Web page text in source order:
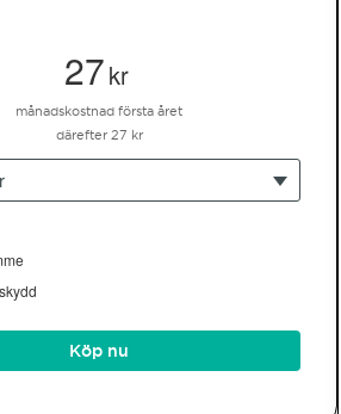
27kr
månadskostnad första året
därefter 27 kr
Köp nu